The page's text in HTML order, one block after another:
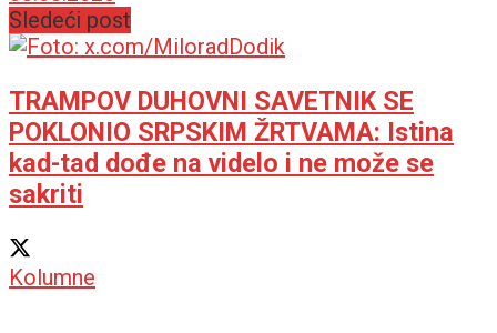
Sledeći post
TRAMPOV DUHOVNI SAVETNIK SE
POKLONIO SRPSKIM ŽRTVAMA: Istina
kad-tad dođe na videlo i ne može se
sakriti
Kolumne